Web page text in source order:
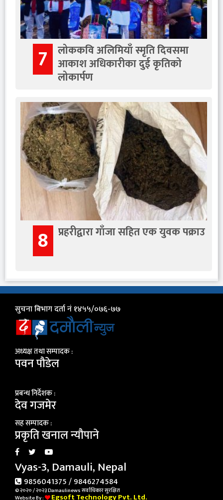
7 लोककवि अलिमियाँ स्मृति दिवसमा
आकाश अधिकारीका दुई कृतिको
लोकार्पण
8 प्रहरीद्वारा गाँजा सहित एक युवक पक्राउ
सुचना बिभाग दर्ता नं १४५५/०७६-७७
अध्यक्ष तथा सम्पादक :
पवन पौडेल
प्रबन्ध निर्देशक :
देव गजमेर
सह सम्पादक :
प्रकृति खनाल न्यौपाने
Vyas-3, Damauli, Nepal
9856041375 / 9846274584
© २०२० / २०२३ Damaulinews सर्वाधिकार सुरक्षित
Website By :
Egsoft Technology Pvt. Ltd.